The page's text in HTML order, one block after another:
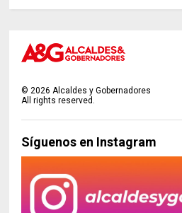
©2026 Alcaldes y Gobernadores
All rights reserved.
Síguenos en Instagram